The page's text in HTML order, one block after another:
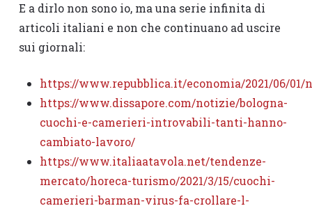
E a dirlo non sono io, ma una serie infinita di
articoli italiani e non che continuano ad uscire
sui giornali:
https://www.repubblica.it/economia/2021/06/
https://www.dissapore.com/notizie/bologna-
cuochi-e-camerieri-introvabili-tanti-hanno-
cambiato-lavoro/
https://www.italiaatavola.net/tendenze-
mercato/horeca-turismo/2021/3/15/cuochi-
camerieri-barman-virus-fa-crollare-l-